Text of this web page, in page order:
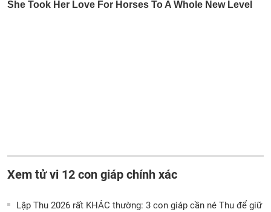
Xem tử vi 12 con giáp chính xác
Lập Thu 2026 rất KHÁC thường: 3 con giáp cần né Thu để giữ